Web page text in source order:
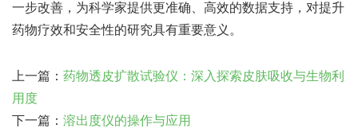
一步改善，为科学家提供更准确、高效的数据支持，对提升
药物疗效和安全性的研究具有重要意义。
上一篇： 药物透皮扩散试验仪：深入探索皮肤吸收与生物利
用度
下一篇： 溶出度仪的操作与应用